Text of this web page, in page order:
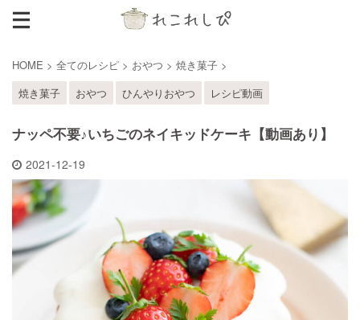
HOME > 全てのレシピ > おやつ > 焼き菓子 >
焼き菓子
おやつ ひんやりおやつ レシピ動画
ナッペ不要♪いちごのネイキッドケーキ【動画あり】
2021-12-19